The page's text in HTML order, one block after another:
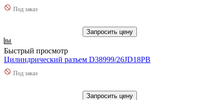
Под заказ
Запросить цену
Быстрый просмотр
Цилиндрический разъем D38999/26JD18PB
Под заказ
Запросить цену